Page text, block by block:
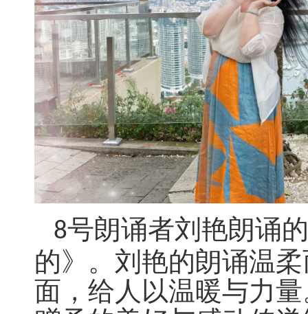
8号朗诵者刘艳朗诵
的》。刘艳的朗诵温
面，给人以温暖与力